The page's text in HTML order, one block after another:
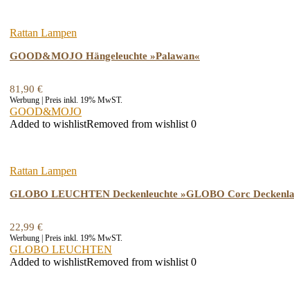
Rattan Lampen
GOOD&MOJO Hängeleuchte »Palawan«
81,90 €
Werbung | Preis inkl. 19% MwST.
GOOD&MOJO
Added to wishlistRemoved from wishlist 0
Rattan Lampen
GLOBO LEUCHTEN Deckenleuchte »GLOBO Corc
22,99 €
Werbung | Preis inkl. 19% MwST.
GLOBO LEUCHTEN
Added to wishlistRemoved from wishlist 0